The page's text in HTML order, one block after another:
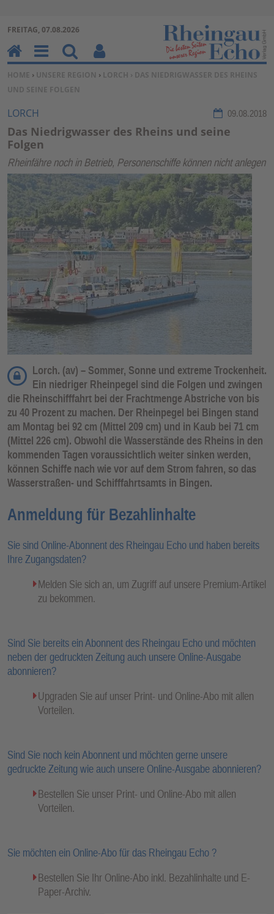
Zum Inhalt springen ↓
FREITAG, 07.08.2026
SIE BEFINDEN SICH HIER:
HOME › UNSERE REGION › LORCH › DAS NIEDRIGWASSER DES RHEINS
UND SEINE FOLGEN
LORCH 09.08.2018
Das Niedrigwasser des Rheins und seine
Folgen
Rheinfähre noch in Betrieb, Personenschiffe können nicht anlegen
Lorch. (av) – Sommer, Sonne und extreme Trockenheit.
Ein niedriger Rheinpegel sind die Folgen und zwingen
die Rheinschifffahrt bei der Frachtmenge Abstriche von bis
zu 40 Prozent zu machen. Der Rheinpegel bei Bingen stand
am Montag bei 92 cm (Mittel 209 cm) und in Kaub bei 71 cm
(Mittel 226 cm). Obwohl die Wasserstände des Rheins in den
kommenden Tagen voraussichtlich weiter sinken werden,
können Schiffe nach wie vor auf dem Strom fahren, so das
Wasserstraßen- und Schifffahrtsamts in Bingen.
Anmeldung für Bezahlinhalte
Sie sind Online-Abonnent des Rheingau Echo und haben bereits
Ihre Zugangsdaten?
Melden Sie sich an, um Zugriff auf unsere Premium-Artikel
zu bekommen.
Sind Sie bereits ein Abonnent des Rheingau Echo und möchten
neben der gedruckten Zeitung auch unsere Online-Ausgabe
abonnieren?
Upgraden Sie auf unser Print- und Online-Abo mit allen
Vorteilen.
Sind Sie noch kein Abonnent und möchten gerne unsere
gedruckte Zeitung wie auch unsere Online-Ausgabe abonnieren?
Bestellen Sie unser Print- und Online-Abo mit allen
Vorteilen.
Sie möchten ein Online-Abo für das Rheingau Echo ?
Bestellen Sie Ihr Online-Abo inkl. Bezahlinhalte und E-
Paper-Archiv.
H
o
m
e
M
en
u
Su
ch
en
Be
nu
un
on
en